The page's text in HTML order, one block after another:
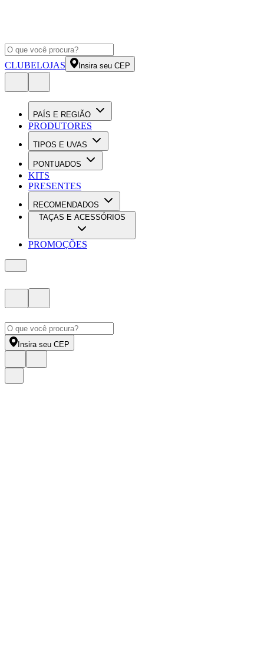
CLUBELOJAS Insira seu CEP
PAÍS E REGIÃO
PRODUTORES
TIPOS E UVAS
PONTUADOS
KITS
PRESENTES
RECOMENDADOS
TAÇAS E ACESSÓRIOS
PROMOÇÕES
Insira seu CEP